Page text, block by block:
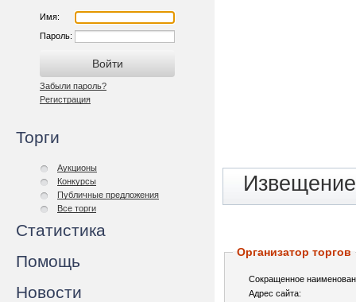
Имя:
Пароль:
Забыли пароль?
Регистрация
Торги
Аукционы
Конкурсы
Публичные предложения
Все торги
Статистика
Помощь
Новости
Организатор торгов
Сокращенное
Адрес сайта: